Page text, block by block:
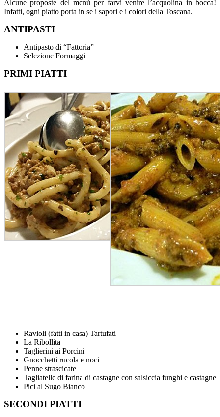
Alcune proposte del menù per farvi venire l’acquolina in bocca!
Infatti, ogni piatto porta in se i sapori e i colori della Toscana.
ANTIPASTI
Antipasto di “Fattoria”
Selezione Formaggi
PRIMI PIATTI
Ravioli (fatti in casa) Tartufati
La Ribollita
Taglierini ai Porcini
Gnocchetti rucola e noci
Penne strascicate
Tagliatelle di farina di castagne con salsiccia funghi e castagne
Pici al Sugo Bianco
SECONDI PIATTI